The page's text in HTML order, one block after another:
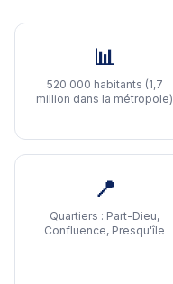
📊
520 000 habitants (1,7
million dans la métropole)
📍
Quartiers : Part-Dieu,
Confluence, Presqu'île